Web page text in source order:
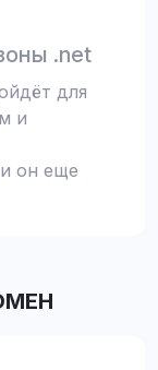
.net
для
и
он еще